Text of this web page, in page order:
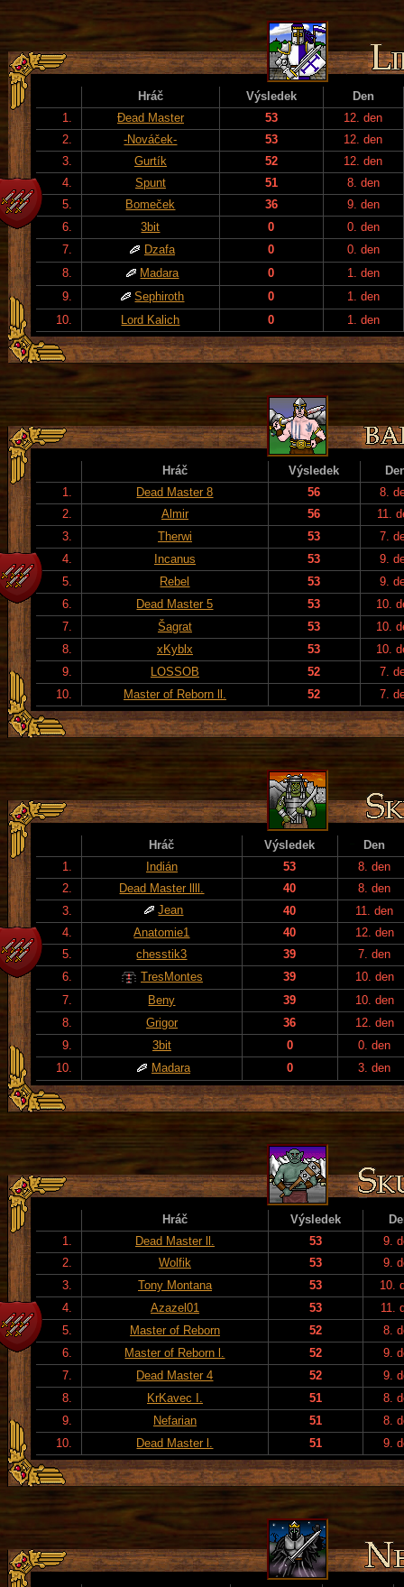
Hráč Výsledek
Den
1.
Đead Master 53
12. den
2.
-Nováček- 53
12. den
3.
Gurtík 52
12. den
4.
Spunt 51
8. den
5.
Bomeček 36
9. den
6.
3bit 0
0. den
7.
Dzafa 0
0. den
8.
Madara 0
1. den
9.
Sephiroth 0
1. den
10.
Lord Kalich 0 1. den
Hráč Výsledek
1.
Dead Master 8 56
8.
2.
Almir 56
11.
3.
Therwi 53
7.
4.
Incanus 53
9.
5.
Rebel 53
9.
6.
Dead Master 5 53
10.
7.
Šagrat 53
10.
8.
xKyblx 53
10.
9.
LOSSOB 52
7.
10.
Master of Reborn ll. 52 7.
Hráč Výsledek
Den
1.
Indián 53
8. den
2.
Dead Master llll. 40
8. den
3.
Jean 40
11. den
4.
Anatomie1 40
12. den
5.
chesstik3 39
7. den
6.
TresMontes 39
10. den
7.
Beny 39
10. den
8.
Grigor 36
12. den
9.
3bit 0
0. den
10.
Madara 0 3. den
Hráč Výsledek
1.
Dead Master ll. 53
9.
2.
Wolfik 53
9.
3.
Tony Montana 53
10.
4.
Azazel01 53
11.
5.
Master of Reborn 52
8.
6.
Master of Reborn l. 52
9.
7.
Dead Master 4 52
9.
8.
KrKavec I. 51
8.
9.
Nefarian 51
8.
10.
Dead Master l. 51 9.